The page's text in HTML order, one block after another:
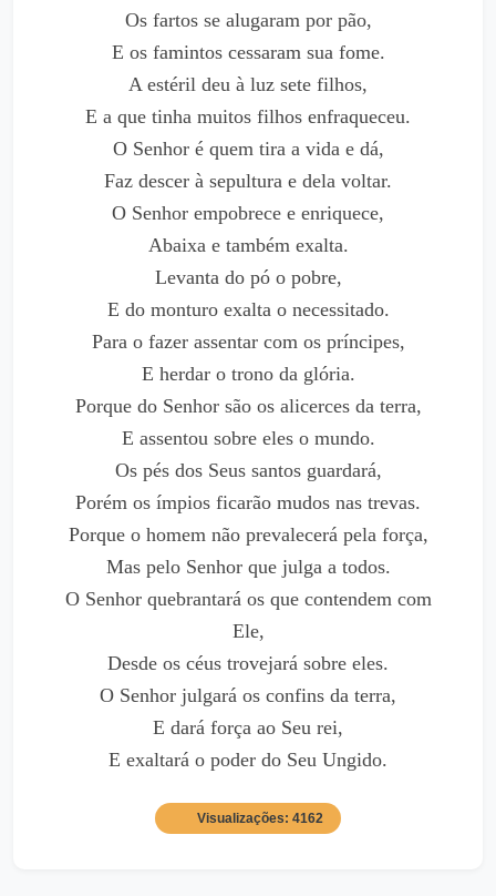
Os fartos se alugaram por pão,
E os famintos cessaram sua fome.
A estéril deu à luz sete filhos,
E a que tinha muitos filhos enfraqueceu.
O Senhor é quem tira a vida e dá,
Faz descer à sepultura e dela voltar.
O Senhor empobrece e enriquece,
Abaixa e também exalta.
Levanta do pó o pobre,
E do monturo exalta o necessitado.
Para o fazer assentar com os príncipes,
E herdar o trono da glória.
Porque do Senhor são os alicerces da terra,
E assentou sobre eles o mundo.
Os pés dos Seus santos guardará,
Porém os ímpios ficarão mudos nas trevas.
Porque o homem não prevalecerá pela força,
Mas pelo Senhor que julga a todos.
O Senhor quebrantará os que contendem com
Ele,
Desde os céus trovejará sobre eles.
O Senhor julgará os confins da terra,
E dará força ao Seu rei,
E exaltará o poder do Seu Ungido.
Visualizações: 4162